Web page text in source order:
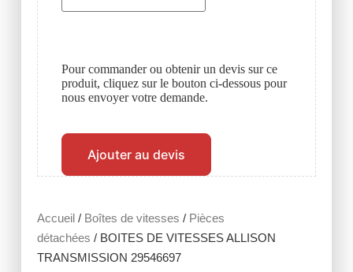
Accueil/ Boîtes de vitesses / Pièces
détachées / BOITES DE VITESSES ALLISON
TRANSMISSION 29546697
Pour commander ou obtenir un devis sur ce
produit, cliquez sur le bouton ci-dessous pour
nous envoyer votre demande.
Ajouter au devis